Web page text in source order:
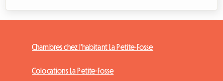
Chambres chez l'habitant La Petite-Fosse
Colocations La Petite-Fosse